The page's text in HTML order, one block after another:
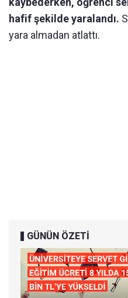
hafif şekilde yaralandı. S
yara almadan atlattı.
GÜNÜN ÖZETİ